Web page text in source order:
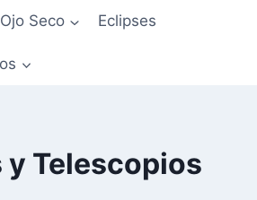
Ojo Seco Eclipses
y Telescopios